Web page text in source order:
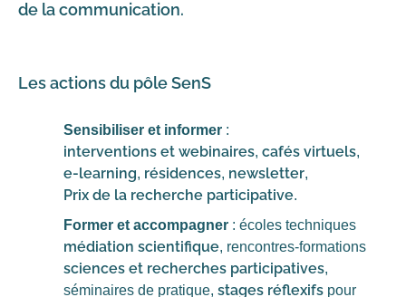
de la communication.
Les actions du pôle SenS
Sensibiliser et informer :
interventions et webinaires, cafés virtuels,
e-learning, résidences, newsletter,
Prix de la recherche participative.
Former et accompagner : écoles techniques
médiation scientifique, rencontres-formations
sciences et recherches participatives,
séminaires de pratique, stages réflexifs pour